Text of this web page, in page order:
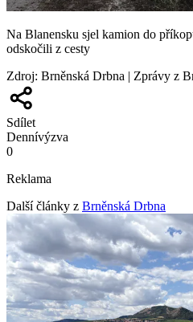
Na Blanensku sjel kamion do
odskočili z cesty
Zdroj: Brněnská Drbna | Zprávy z
Sdílet
Dennívýzva
0
Reklama
Další články z Brněnská Drbna